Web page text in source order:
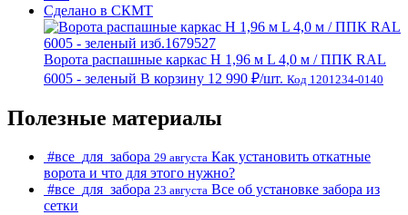
Сделано в СКМТ
Ворота распашные каркас Н 1,96 м L 4,0 м / ППК RAL
6005 - зеленый В корзину 12 990 ₽/шт. Код 1201234-0140
Полезные материалы
#все_для_забора 29 августа Как установить откатные
ворота и что для этого нужно?
#все_для_забора 23 августа Все об установке забора из
сетки